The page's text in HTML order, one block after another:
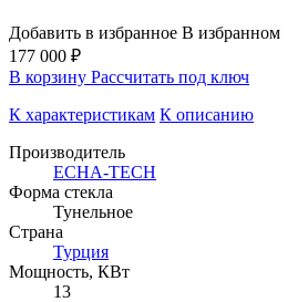
Добавить в избранное В избранном
177 000 ₽
В корзину Рассчитать под ключ
К характеристикам К описанию
Производитель
ECHA-TECH
Форма стекла
Тунельное
Страна
Турция
Мощность, КВт
13